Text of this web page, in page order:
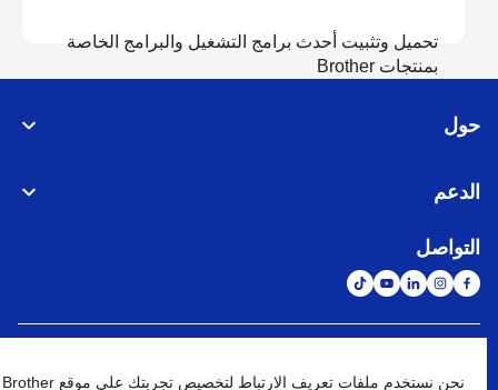
تحميل وتثبيت أحدث برامج التشغيل والبرامج الخاصة
بمنتجات Brother
حول
الدعم
التواصل
نحن نستخدم ملفات تعريف الارتباط لتخصيص تجربتك على موقع Brother